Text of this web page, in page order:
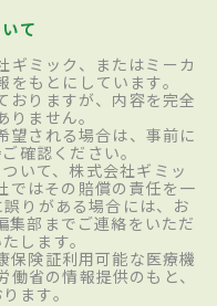
て
ギミック、またはミーカ
もとにしています。
おりますが、内容を完全
ません。
望される場合は、事前に
確認ください。
いて、株式会社ギミッ
ではその賠償の責任を一
りがある場合には、お
集部までご連絡をいただ
します。
保険証利用可能な医療機
省の情報提供のもと、
ます。